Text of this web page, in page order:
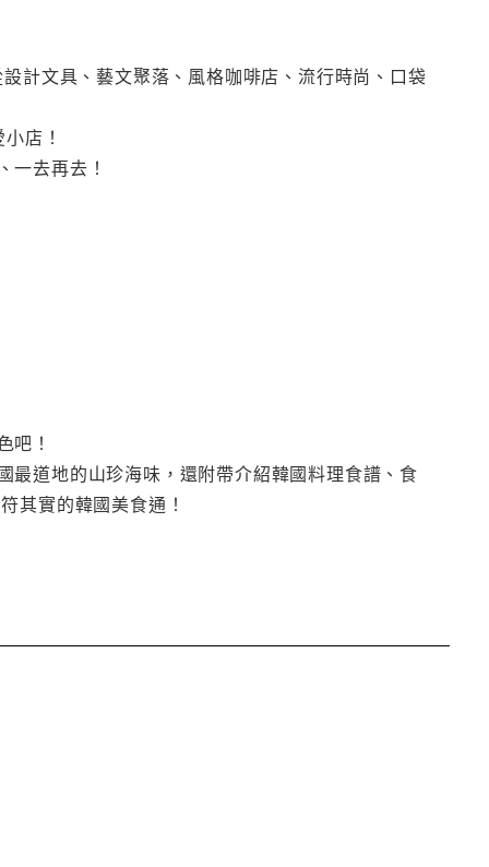
計文具、藝文聚落、風格咖啡店、流行時尚、口袋
店！
一去再去！
吧！
道地的山珍海味，還附帶介紹韓國料理食譜、食
其實的韓國美食通！